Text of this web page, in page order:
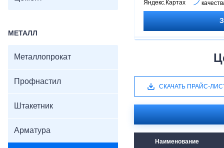
МЕТАЛЛ
Металлопрокат
Профнастил
Штакетник
Арматура
с помощью газобетона!
Яндекс.Картах
СКАЧАТЬ ПРАЙС-
Наименование